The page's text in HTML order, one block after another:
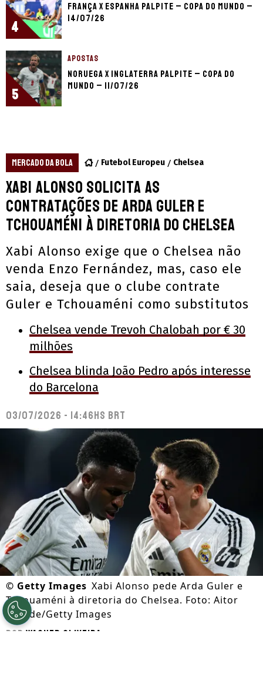
4
França x Espanha palpite – Copa do Mundo –
14/07/26
5
APOSTAS
Noruega x Inglaterra palpite – Copa do
Mundo – 11/07/26
MERCADO DA BOLA Futebol Europeu Chelsea
Xabi Alonso solicita as
contratações de Arda Guler e
Tchouaméni à diretoria do Chelsea
Xabi Alonso exige que o Chelsea não
venda Enzo Fernández, mas, caso ele
saia, deseja que o clube contrate
Guler e Tchouaméni como substitutos
Chelsea vende Trevoh Chalobah por € 30
milhões
Chelsea blinda João Pedro após interesse
do Barcelona
03/07/2026 - 14:46hs BRT
© Getty Images Xabi Alonso pede Arda Guler e
Tchouaméni à diretoria do Chelsea. Foto: Aitor
Alcalde/Getty Images
Por Wagner Oliveira